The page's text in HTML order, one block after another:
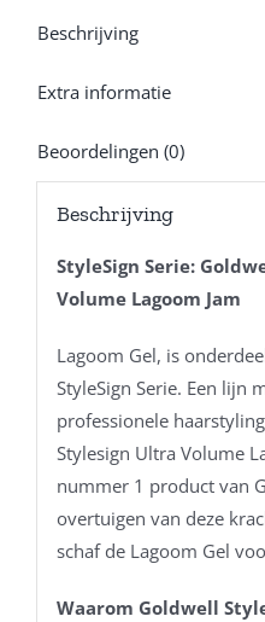
Beschrijving
Extra informatie
Beoordelingen (0)
Beschrijving
StyleSign Serie:
Volume Lagoom Jam
Lagoom Gel, is
StyleSign Serie. Een lijn
professionele
Stylesign Ultra Volume
nummer 1 product van
overtuigen van deze
schaf de Lagoom Gel
Waarom Goldwell